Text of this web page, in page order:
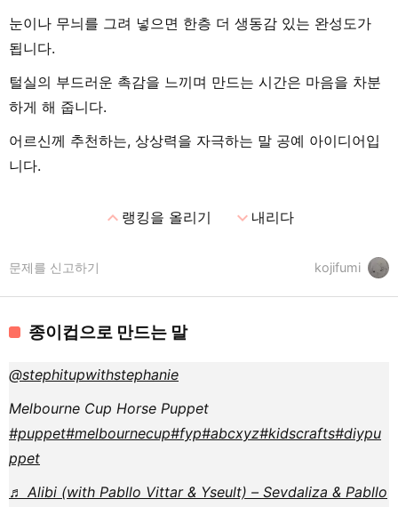
눈이나 무늬를 그려 넣으면 한층 더 생동감 있는 완성도가
됩니다.
털실의 부드러운 촉감을 느끼며 만드는 시간은 마음을 차분
하게 해 줍니다.
어르신께 추천하는, 상상력을 자극하는 말 공예 아이디어입
니다.
expand_less랭킹을 올리기 expand_more내리다
kojifumi
문제를 신고하기
종이컵으로 만드는 말
@stephitupwithstephanie
Melbourne Cup Horse Puppet
#puppet#melbournecup#fyp#abcxyz#kidscrafts#diypu
ppet
♬ Alibi (with Pabllo Vittar & Yseult) – Sevdaliza & Pabllo